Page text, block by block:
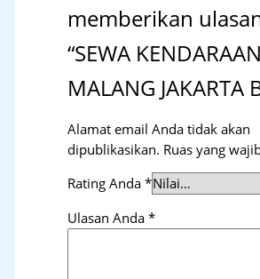
memberikan
“SEWA KENDARAAN
MALANG JAKARTA
Alamat email Anda tidak akan
dipublikasikan. Ruas yang
Rating Anda*
Ulasan Anda*